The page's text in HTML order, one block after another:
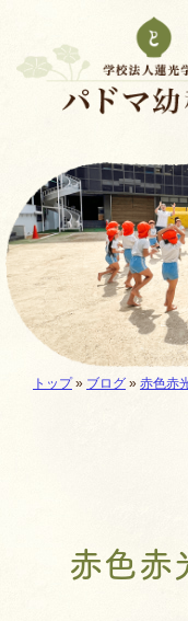
メインメニュー
ここから本文です。
現在地:
トップ» ブログ » 赤色赤
赤色